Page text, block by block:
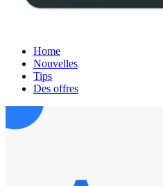
Home
Nouvelles
Tips
Des offres